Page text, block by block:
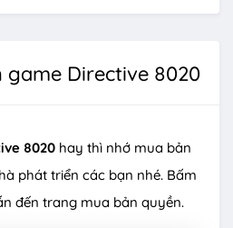
game Directive 8020
8020 hay thì nhớ mua bản
phát triển các bạn nhé. Bấm
đến trang mua bản quyền.